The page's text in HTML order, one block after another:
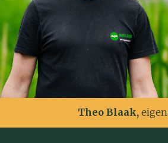
Theo Blaak,